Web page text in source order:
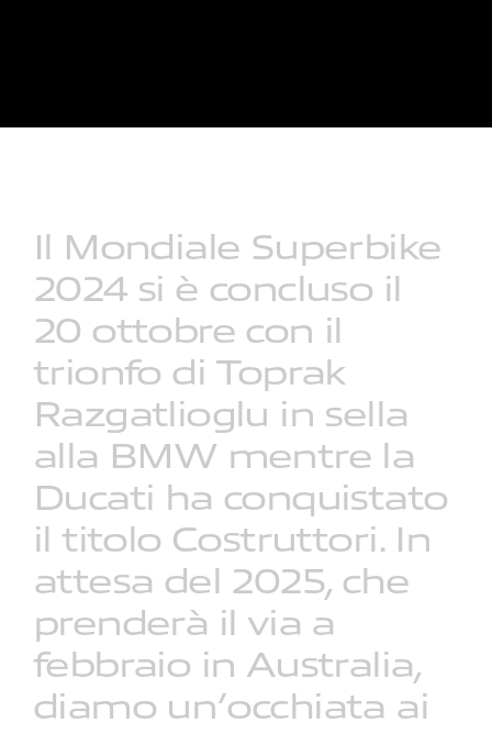
Il Mondiale Superbike
2024 si è concluso il
20 ottobre con il
trionfo di Toprak
Razgatlioglu in sella
alla BMW mentre la
Ducati ha conquistato
il titolo Costruttori. In
attesa del 2025, che
prenderà il via a
febbraio in Australia,
diamo un’occhiata ai